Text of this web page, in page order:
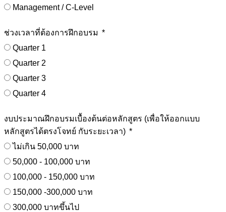
Management / C-Level
ช่วงเวลาที่ต้องการฝึกอบรม
Quarter 1
Quarter 2
Quarter 3
Quarter 4
งบประมาณฝึกอบรมเบื้องต้นต่อหลักสูตร (เพื่อให้ออกแบบ
หลักสูตรได้ตรงโจทย์ กับระยะเวลา)
ไม่เกิน 50,000 บาท
50,000 - 100,000 บาท
100,000 - 150,000 บาท
150,000 -300,000 บาท
300,000 บาทขึ้นไป